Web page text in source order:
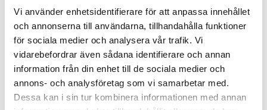
Vi använder enhetsidentifierare för att anpassa innehållet
och annonserna till användarna, tillhandahålla funktioner
för sociala medier och analysera vår trafik. Vi
vidarebefordrar även sådana identifierare och annan
information från din enhet till de sociala medier och
annons- och analysföretag som vi samarbetar med.
Dessa kan i sin tur kombinera informationen med annan
Stamspolning i Kristianstad
Spolning av stammar som återställer flödet i
fastigheten och förebygger återkommande stopp i
systemet.
Stamspolning i Kristianstad